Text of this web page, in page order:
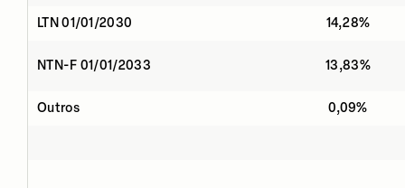
LTN 01/01/2030 14,28%
NTN-F 01/01/2033 13,83%
Outros 0,09%